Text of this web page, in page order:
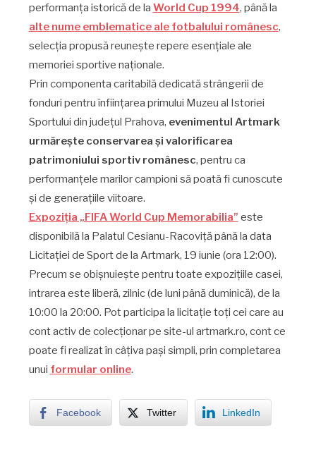
performanța istorică de la World Cup 1994, până la
alte nume emblematice ale fotbalului românesc,
selecția propusă reunește repere esențiale ale
memoriei sportive naționale.
Prin componenta caritabilă dedicată strângerii de
fonduri pentru înființarea primului Muzeu al Istoriei
Sportului din județul Prahova, evenimentul Artmark
urmărește conservarea și valorificarea
patrimoniului sportiv românesc, pentru ca
performanțele marilor campioni să poată fi cunoscute
și de generațiile viitoare.
Expoziția „FIFA World Cup Memorabilia” este
disponibilă la Palatul Cesianu-Racoviță până la data
Licitației de Sport de la Artmark, 19 iunie (ora 12:00).
Precum se obișnuiește pentru toate expozițiile casei,
intrarea este liberă, zilnic (de luni până duminică), de la
10:00 la 20:00. Pot participa la licitație toți cei care au
cont activ de colecționar pe site-ul artmark.ro, cont ce
poate fi realizat în câțiva pași simpli, prin completarea
unui formular online.
Facebook Twitter LinkedIn